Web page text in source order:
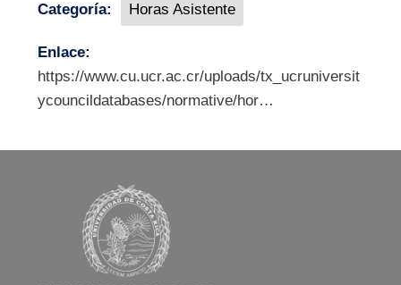
Categoría: Horas Asistente
Enlace:
https://www.cu.ucr.ac.cr/uploads/tx_ucruniversit
ycouncildatabases/normative/hor…